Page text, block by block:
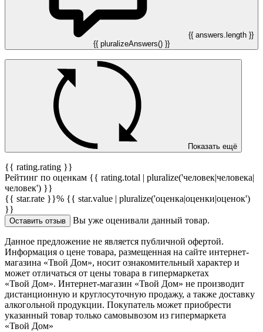
{{ answers.length }}
{{ pluralizeAnswers() }}
Показать ещё
{{ rating.rating }}
Рейтинг по оценкам {{ rating.total | pluralize('человек|человека|
человек') }}
{{ star.rate }}% {{ star.value | pluralize('оценка|оценки|оценок')
}}
Оставить отзыв Вы уже оценивали данный товар.
Данное предложение не является публичной офертой.
Информация о цене товара, размещенная на сайте интернет-
магазина «Твой Дом», носит ознакомительный характер и
может отличаться от цены товара в гипермаркетах
«Твой Дом». Интернет-магазин «Твой Дом» не производит
дистанционную и круглосуточную продажу, а также доставку
алкогольной продукции. Покупатель может приобрести
указанный товар только самовывозом из гипермаркета
«Твой Дом»